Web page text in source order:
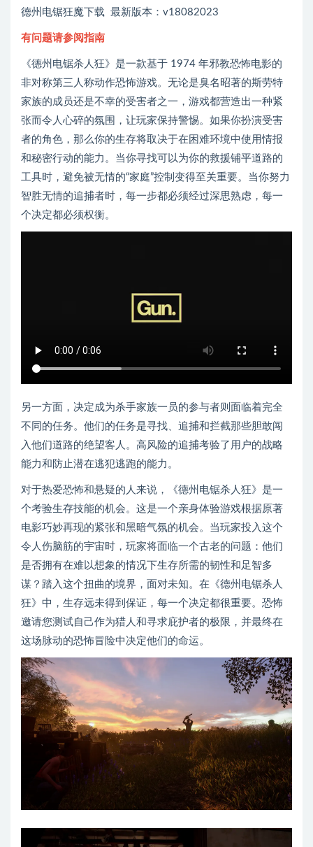
德州电锯狂魔下载 最新版本：v18082023
有问题请参阅指南
《德州电锯杀人狂》是一款基于 1974 年邪教恐怖电影的
非对称第三人称动作恐怖游戏。无论是臭名昭著的斯劳特
家族的成员还是不幸的受害者之一，游戏都营造出一种紧
张而令人心碎的氛围，让玩家保持警惕。如果你扮演受害
者的角色，那么你的生存将取决于在困难环境中使用情报
和秘密行动的能力。当你寻找可以为你的救援铺平道路的
工具时，避免被无情的“家庭”控制变得至关重要。当你努力
智胜无情的追捕者时，每一步都必须经过深思熟虑，每一
个决定都必须权衡。
另一方面，决定成为杀手家族一员的参与者则面临着完全
不同的任务。他们的任务是寻找、追捕和拦截那些胆敢闯
入他们道路的绝望客人。高风险的追捕考验了用户的战略
能力和防止潜在逃犯逃跑的能力。
对于热爱恐怖和悬疑的人来说，《德州电锯杀人狂》是一
个考验生存技能的机会。这是一个亲身体验游戏根据原著
电影巧妙再现的紧张和黑暗气氛的机会。当玩家投入这个
令人伤脑筋的宇宙时，玩家将面临一个古老的问题：他们
是否拥有在难以想象的情况下生存所需的韧性和足智多
谋？踏入这个扭曲的境界，面对未知。在《德州电锯杀人
狂》中，生存远未得到保证，每一个决定都很重要。恐怖
邀请您测试自己作为猎人和寻求庇护者的极限，并最终在
这场脉动的恐怖冒险中决定他们的命运。